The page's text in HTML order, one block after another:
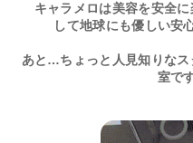
キャラメロは美容を安全に
して地球にも優しい安
あと…ちょっと人見知りな
室で